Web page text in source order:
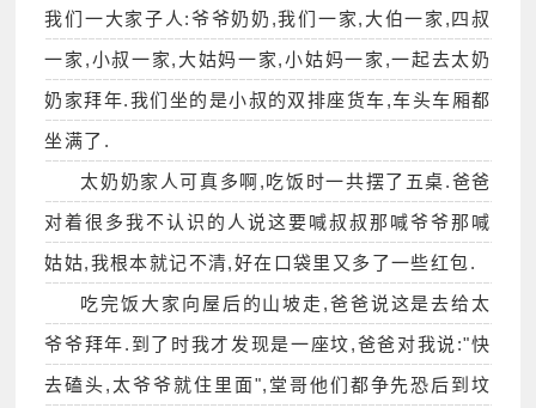
我们一大家子人:爷爷奶奶,我们一家,大伯一家,四叔
一家,小叔一家,大姑妈一家,小姑妈一家,一起去太奶
奶家拜年.我们坐的是小叔的双排座货车,车头车厢都
坐满了.
太奶奶家人可真多啊,吃饭时一共摆了五桌.爸爸
对着很多我不认识的人说这要喊叔叔那喊爷爷那喊
姑姑,我根本就记不清,好在口袋里又多了一些红包.
吃完饭大家向屋后的山坡走,爸爸说这是去给太
爷爷拜年.到了时我才发现是一座坟,爸爸对我说:"快
去磕头,太爷爷就住里面",堂哥他们都争先恐后到坟